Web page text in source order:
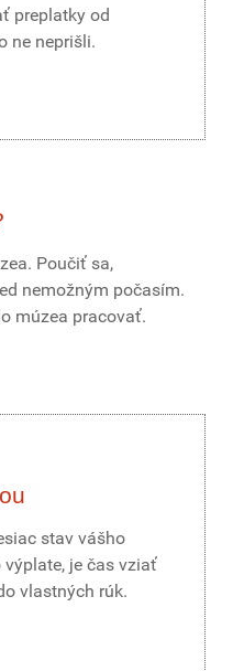
preplatky od
ne neprišli.
Poučiť sa,
nemožným počasím.
múzea pracovať.
stav vášho
je čas vziať
vlastných rúk.